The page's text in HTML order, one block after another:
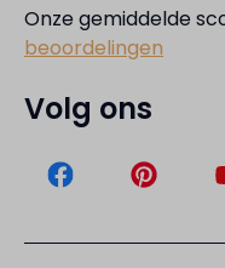
Onze gemiddelde
beoordelingen
Volg ons